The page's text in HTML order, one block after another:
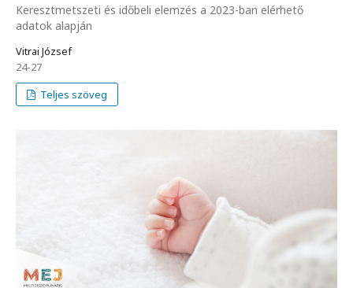
Keresztmetszeti és időbeli elemzés a 2023-ban elérhető
adatok alapján
Vitrai József
24-27
Teljes szöveg